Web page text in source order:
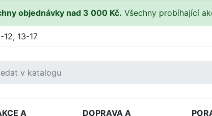
objednávky nad 3 000 Kč. Všechny probíhající
12, 13-17
A
DOPRAVA A